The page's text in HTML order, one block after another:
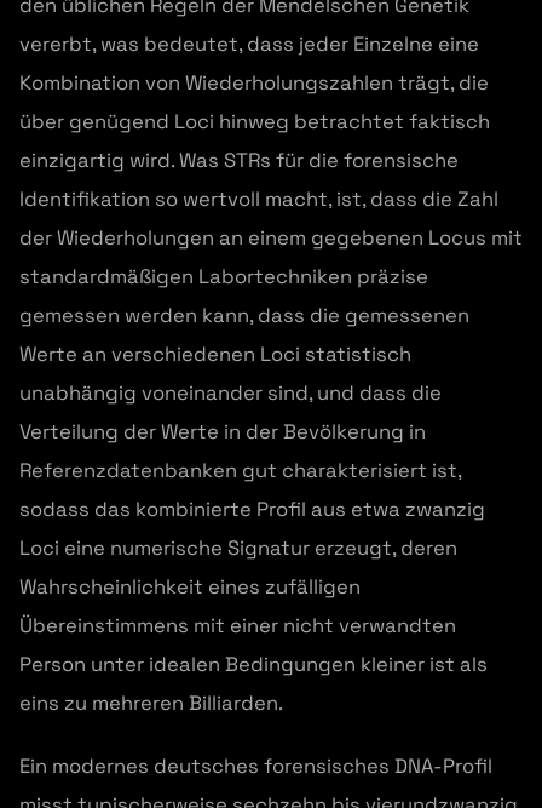
den üblichen Regeln der Mendelschen Genetik
vererbt, was bedeutet, dass jeder Einzelne eine
Kombination von Wiederholungszahlen trägt, die
über genügend Loci hinweg betrachtet faktisch
einzigartig wird. Was STRs für die forensische
Identifikation so wertvoll macht, ist, dass die Zahl
der Wiederholungen an einem gegebenen Locus mit
standardmäßigen Labortechniken präzise
gemessen werden kann, dass die gemessenen
Werte an verschiedenen Loci statistisch
unabhängig voneinander sind, und dass die
Verteilung der Werte in der Bevölkerung in
Referenzdatenbanken gut charakterisiert ist,
sodass das kombinierte Profil aus etwa zwanzig
Loci eine numerische Signatur erzeugt, deren
Wahrscheinlichkeit eines zufälligen
Übereinstimmens mit einer nicht verwandten
Person unter idealen Bedingungen kleiner ist als
eins zu mehreren Billiarden.
Ein modernes deutsches forensisches DNA-Profil